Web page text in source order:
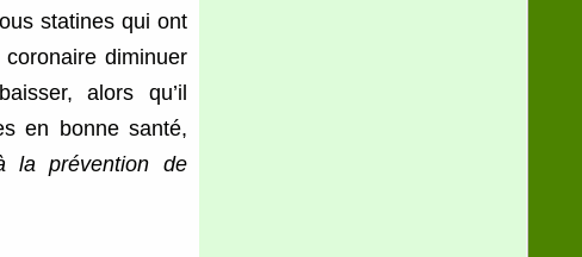
statines qui ont
diminuer
alors qu’il
en bonne santé,
la prévention de